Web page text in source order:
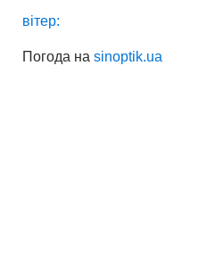
вітер:
Погода наsinoptik.ua